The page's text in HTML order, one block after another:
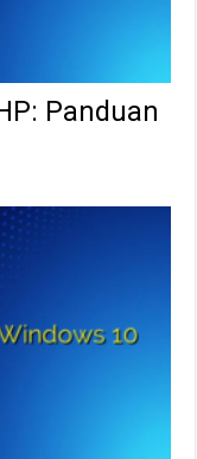
Panduan